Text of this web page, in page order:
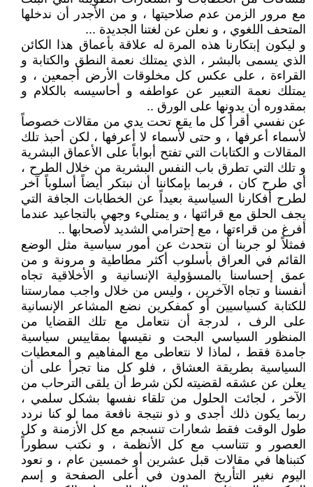
مع مرور الزمن عدم صلاحيتها ، و من الأجدر أن ندخلها
المتحف اللغوي ، و نعلن عن لغتنا الجديدة ...
و ليكون إبتكارنا هذه المرة له علاقة بأعماق هذا الكائن
الذي يسمى بالبشر ، الذي يمتلك نعمة النطق والكتابة و
القراءة ، على عكس كل مخلوقات الأرض أجمعين ، و
يمتلك نعمة التعبير عن عواطفه و أحاسيسه بالكلام و
بمقدوره أن يدونها على الورق ..
عن نفسي أقرأ كل ما يقع تحت يدي من مقالات خصوصاً
لأسماء أعرفها ، و حتى لأسماء لا أعرفها ، لكن أحبذ تلك
المقالات و الكتابات التي تفتح أبواباً على الأعماق البشرية
و تلك التي تطرق باب النفس البشرية من خلال الطرح ،
أي طرح كان ، فربما بإمكاننا أن نبتكر أيضاً أسلوباً آخر
لطرح أفكارنا السياسية بعيداً عن الخطابات الجافة التي
يجف الحلق مع قرائتها ، و يمتليء وجهي بالتجاعيد عندما
أفرغ من قراءتها ، مع إحترامي الشديد لأصحابها ..
فمثلاً لو جربنا أن نتحدث عن أمور سياسية مثل الوضع
القائم في العراق بأسلوب أكثر مطاطية و مرونة و من
عمق إحساسنا بالمسؤولية الإنسانية و الأخلاقية تجاه
أنفسنا و تجاه الآخرين ، وليس من خلال واجب ممارستنا
للكتابة كسياسيين أو كمفكرين نضع المشاعر الإنسانية
على الرف ، لدرجة أن نتعامل مع تلك القضايا من
المنظور السياسي البحت و نقيسها بمقاييس سياسية
جامدة فقط ، لماذا لا نتعاطى مع المفاهيم و المعطيات
السياسية بطريقة العشاق ، فلو كل منا تجرأ على أن
يعلن عن عشقه لقضيته لكن شرط أن يلقى الترحاب من
الآخر ، لجائت الحلول من تلقاء نفسها بشكل سلمي ،
ربما يكون ذلك أجدى و ذو نتيجة نافعة مما لو كنا نردد
طول الوقت فقط شعارات تنسجم مع كل الأزمنة و كل
العصور و تتناسب مع كل الأنظمة ، و نكتب سطوراً
كتبناها في مقالات قبل عشرين أو خمسين عام ، و نعود
اليوم نغير التأريخ المدون في أعلى الصفحة و إسم